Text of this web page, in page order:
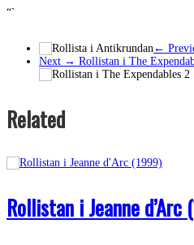
“`
←
Next → Rollistan i The
Related
Rollistan i Jeanne d’Arc